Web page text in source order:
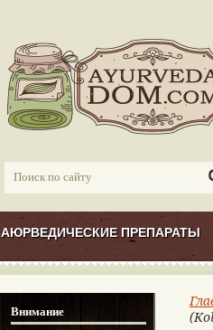
АЮРВЕДИЧЕСКИЕ ПРЕПАРАТЫ
Внимание